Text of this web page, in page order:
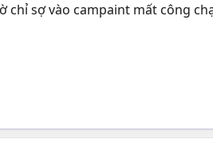
sợ vào campaint mất công